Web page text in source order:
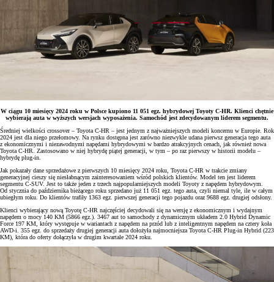
W ciągu 10 miesięcy 2024 roku w Polsce kupiono 11 051 egz. hybrydowej Toyoty C-HR. Klienci chętnie
wybierają auta w wyższych wersjach wyposażenia. Samochód jest zdecydowanym liderem segmentu.
Średniej wielkości crossover – Toyota C-HR – jest jednym z najważniejszych modeli koncernu w Europie. Rok
2024 jest dla niego przełomowy. Na rynku dostępna jest zarówno niezwykle udana pierwsz generacja tego auta
z ekonomicznymi i niezawodnymi napędami hybrydowymi w bardzo atrakcyjnych cenach, jak również nowa
Toyota C-HR. Zastosowano w niej hybrydę piątej generacji, w tym – po raz pierwszy w historii modelu –
hybrydę plug-in.
Jak pokazały dane sprzedażowe z pierwszych 10 miesięcy 2024 roku, Toyota C-HR w trakcie zmiany
generacyjnej cieszy się niesłabnącym zainteresowaniem wśród polskich klientów. Model ten jest liderem
segmentu C-SUV. Jest to także jeden z trzech najpopularniejszych modeli Toyoty z napędem hybrydowym.
Od stycznia do października bieżącego roku sprzedano już 11 051 egz. tego auta, czyli niemal tyle, ile w całym
ubiegłym roku. Do klientów trafiły 1363 egz. pierwszej generacji tego pojazdu oraz 9688 egz. drugiej odsłony.
Klienci wybierający nową Toyotę C-HR najczęściej decydowali się na wersję z ekonomicznym i wydajnym
napędem o mocy 140 KM (5866 egz.). 3467 aut to samochody z dynamicznym układem 2.0 Hybrid Dynamic
Force 197 KM, który występuje w wariantach z napędem na przód lub z inteligentnym napędem na cztery koła
AWD-i. 355 egz. do sprzedaży drugiej generacji auta dołożyła najmocniejsza Toyota C-HR Plug-in Hybrid (223
KM), która do oferty dołączyła w drugim kwartale 2024 roku.